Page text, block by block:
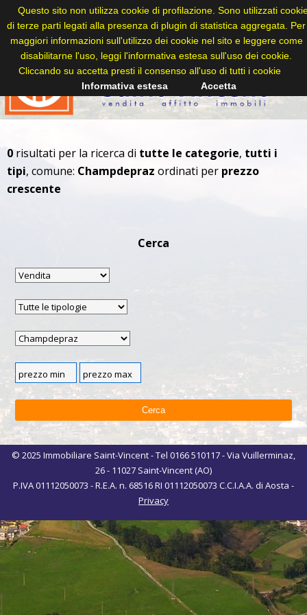
0 risultati per la ricerca di tutte le categorie, tutti i
tipi, comune: Champdepraz ordinati per prezzo
crescente
Cerca
© 2025 Immobiliare Saint-Vincent - Tel 0166 510117 - Via Vuillerminaz,
26 - 11027 Saint-Vincent (AO)
P.IVA 01112050073 - R.E.A. n. 68516 RI 01112050073 C.C.I.A.A. di Aosta -
Privacy
Questo sito non utilizza cookie di profilazione. Sono utilizzati
di terze parti legati alla presenza di plugin di statistica aggregata. Per
maggiori informazioni sull'utilizzo dei cookie nel sito e leggere come
disabilitarne l'uso, leggi l'informativa estesa sull'uso dei cookie.
Cliccando su accetta presti il consenso all'uso di tutti i cookie
Informativa estesa
Accetta